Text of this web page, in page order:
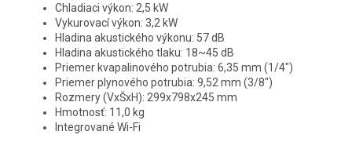
Chladiaci výkon: 2,5 kW
Vykurovací výkon: 3,2 kW
Hladina akustického výkonu: 57 dB
Hladina akustického tlaku: 18~45 dB
Priemer kvapalinového potrubia: 6,35 mm (1/4")
Priemer plynového potrubia: 9,52 mm (3/8")
Rozmery (VxŠxH): 299x798x245 mm
Hmotnosť: 11,0 kg
Integrované Wi-Fi